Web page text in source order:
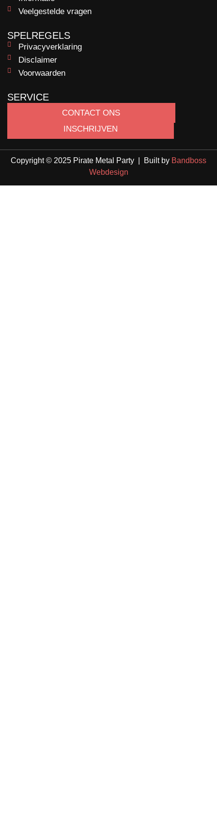
Veelgestelde vragen
SPELREGELS
Privacyverklaring
Disclaimer
Voorwaarden
SERVICE
CONTACT ONS
INSCHRIJVEN
Copyright © 2025 Pirate Metal Party | Built by Bandboss
Webdesign